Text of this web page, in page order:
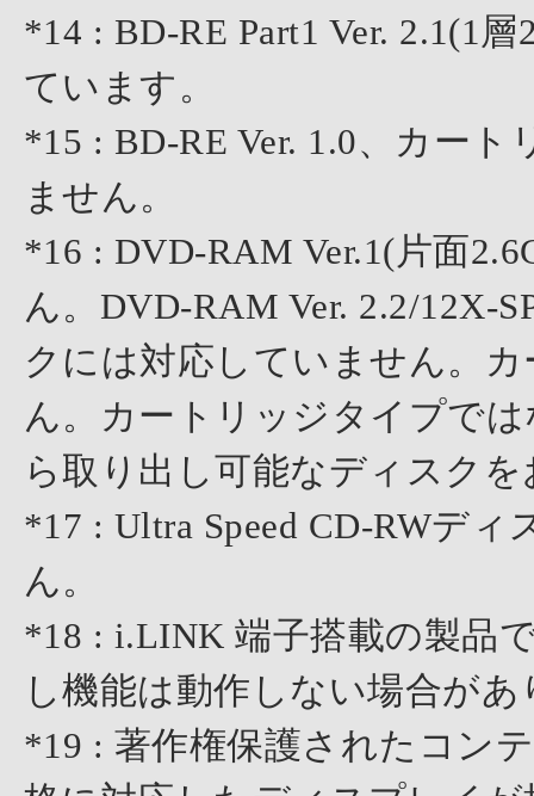
*14 : BD-RE Part1 Ver. 2.1(1
ています。
*15 : BD-RE Ver. 1.0、カー
ません。
*16 : DVD-RAM Ver.1(片面
ん。DVD-RAM Ver. 2.2/12X-
クには対応していません。
ん。カートリッジタイプで
ら取り出し可能なディスク
*17 : Ultra Speed CD-RWデ
ん。
*18 : i.LINK 端子搭載の製品
し機能は動作しない場合があ
*19 : 著作権保護されたコン